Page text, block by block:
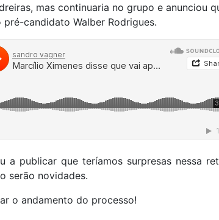
mas continuaria no grupo e anunciou
candidato Walber Rodrigues.
a publicar que teríamos surpresas nessa
serão novidades.
o andamento do processo!